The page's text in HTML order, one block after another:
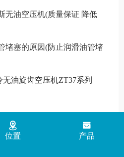
无油空压机(质量保证 降低
堵塞的原因(防止润滑油管堵
油旋齿空压机ZT37系列
位置 产品
气胜智能装备（深圳）
备2021072975号
粤公网安备